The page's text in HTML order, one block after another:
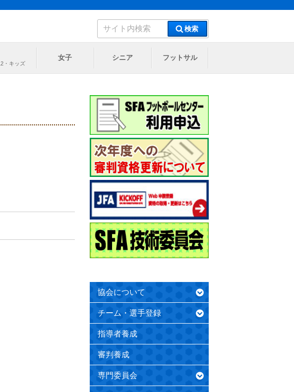
索:
検索
女子 シニア フットサル
協会について
チーム・選手登録
指導者養成
審判養成
専門委員会